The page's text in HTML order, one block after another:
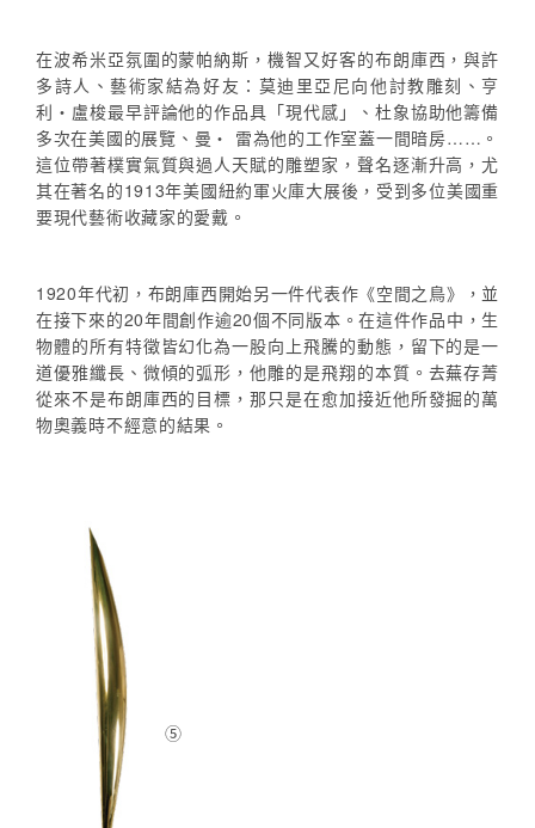
在波希米亞氛圍的蒙帕納斯，機智又好客的布朗庫西，與許
多詩人、藝術家結為好友：莫迪里亞尼向他討教雕刻、亨
利‧盧梭最早評論他的作品具「現代感」、杜象協助他籌備
多次在美國的展覽、曼‧ 雷為他的工作室蓋一間暗房……。
這位帶著樸實氣質與過人天賦的雕塑家，聲名逐漸升高，尤
其在著名的1913年美國紐約軍火庫大展後，受到多位美國重
要現代藝術收藏家的愛戴。
1920年代初，布朗庫西開始另一件代表作《空間之鳥》，並
在接下來的20年間創作逾20個不同版本。在這件作品中，生
物體的所有特徵皆幻化為一股向上飛騰的動態，留下的是一
道優雅纖長、微傾的弧形，他雕的是飛翔的本質。去蕪存菁
從來不是布朗庫西的目標，那只是在愈加接近他所發掘的萬
物奧義時不經意的結果。
⑤